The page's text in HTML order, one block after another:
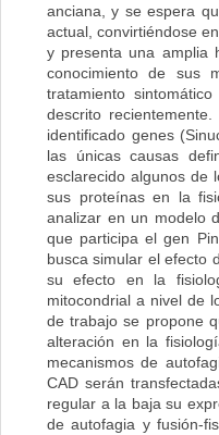
anciana, y se espera
actual, convirtiéndose
y presenta una amplia
conocimiento de sus
tratamiento
descrito
identificado genes
las únicas causas
esclarecido algunos de
sus proteínas en la
analizar en un modelo
que participa el gen
busca simular el efecto
su efecto en la
mitocondrial a nivel de
de trabajo se propone
alteración en la
mecanismos de
CAD serán
regular a la baja su
de autofagia y fusión-